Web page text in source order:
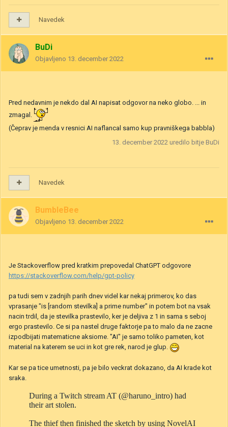
Navedek
BuDi
Objavljeno 13. december 2022
Pred nedavnim je nekdo dal AI napisat odgovor na neko globo. ... in
zmagal.
(Čeprav je menda v resnici AI naflancal samo kup pravniškega babbla)
13. december 2022 uredilo bitje BuDi
Navedek
BumbleBee
Objavljeno 13. december 2022
Je Stackoverflow pred kratkim prepovedal ChatGPT odgovore
https://stackoverflow.com/help/gpt-policy
pa tudi sem v zadnjih parih dnev videl kar nekaj primerov, ko das
vprasanje "is [random stevilka] a prime number" in potem bot na vsak
nacin trdil, da je stevilka prastevilo, ker je deljiva z 1 in sama s seboj
ergo prastevilo. Ce si pa nastel druge faktorje pa to malo da ne zacne
izpodbijati matematicne aksiome. "AI" je samo toliko pameten, kot
material na katerem se uci in kot gre rek, narod je glup.
Kar se pa tice umetnosti, pa je bilo veckrat dokazano, da AI krade kot
sraka.